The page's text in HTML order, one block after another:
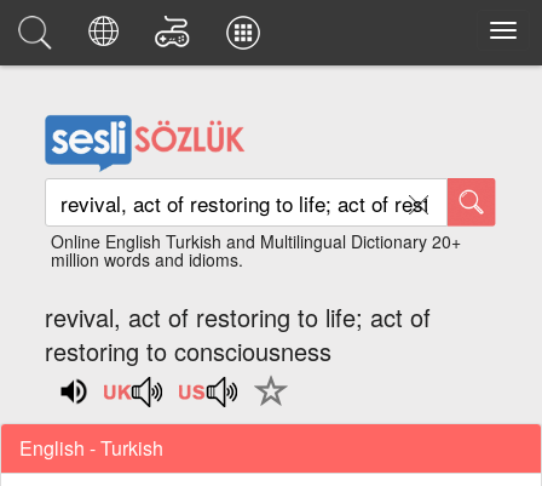
Online English Turkish and Multilingual Dictionary 20+
million words and idioms.
revival, act of restoring to life; act of
restoring to consciousness
English - Turkish